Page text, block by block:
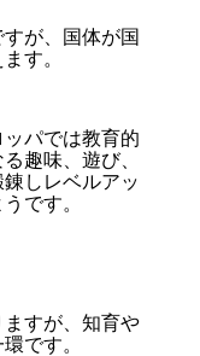
が、国体が国
す。
パでは教育的
趣味、遊び、
しレベルアッ
です。
すが、知育や
です。